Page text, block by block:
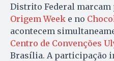
Distrito Federal marcam
Origem Week e no
acontecem
Centro de Convenções
Brasília. A participação